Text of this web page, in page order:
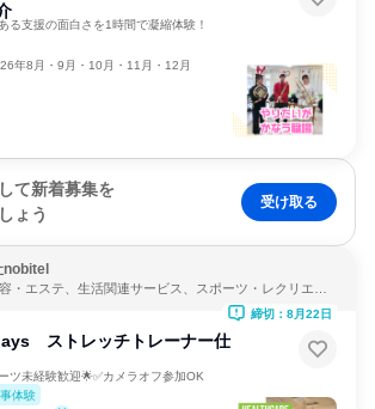
る支援の面白さを1時間で凝縮体験！
年8月・9月・10月・11月・12月
て新着募集を
ょう
受け取る
nobitel
・エステ、生活関連サービス、スポーツ・レクリエー
ストレッチトレーナー仕
ツ未経験歓迎🌟✅カメラオフ参加OK
体験
締切：8月22日